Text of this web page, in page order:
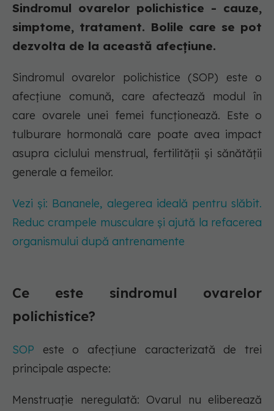
Sindromul ovarelor polichistice - cauze,
simptome, tratament. Bolile care se pot
dezvolta de la această afecțiune.
Sindromul ovarelor polichistice (SOP) este o
afecțiune comună, care afectează modul în
care ovarele unei femei funcționează. Este o
tulburare hormonală care poate avea impact
asupra ciclului menstrual, fertilității și sănătății
generale a femeilor.
Vezi și: Bananele, alegerea ideală pentru slăbit.
Reduc crampele musculare și ajută la refacerea
organismului după antrenamente
Ce este sindromul ovarelor
polichistice?
SOP este o afecțiune caracterizată de trei
principale aspecte:
Menstruație neregulată: Ovarul nu eliberează